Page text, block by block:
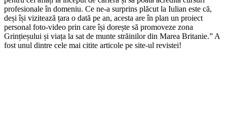
profesionale în domeniu. Ce ne-a surprins plăcut la Iulian este că,
deși își vizitează țara o dată pe an, acesta are în plan un proiect
personal foto-video prin care își dorește să promoveze zona
Grințieșului și viața la sat de munte străinilor din Marea Britanie.” A
fost unul dintre cele mai citite articole pe site-ul revistei!